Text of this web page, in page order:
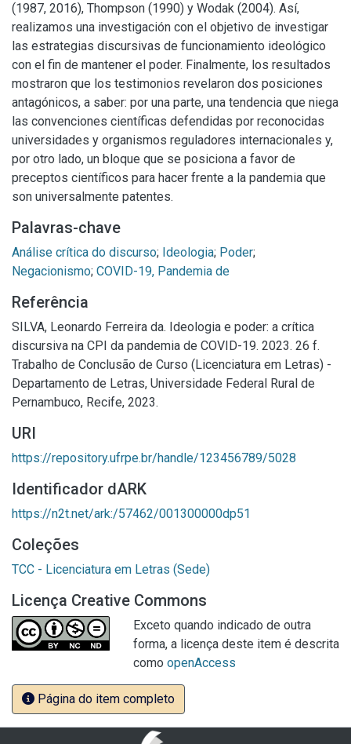
(1987, 2016), Thompson (1990) y Wodak (2004). Así,
realizamos una investigación con el objetivo de investigar
las estrategias discursivas de funcionamiento ideológico
con el fin de mantener el poder. Finalmente, los resultados
mostraron que los testimonios revelaron dos posiciones
antagónicos, a saber: por una parte, una tendencia que niega
las convenciones científicas defendidas por reconocidas
universidades y organismos reguladores internacionales y,
por otro lado, un bloque que se posiciona a favor de
preceptos científicos para hacer frente a la pandemia que
son universalmente patentes.
Palavras-chave
Análise crítica do discurso; Ideologia; Poder;
Negacionismo; COVID-19, Pandemia de
Referência
SILVA, Leonardo Ferreira da. Ideologia e poder: a crítica
discursiva na CPI da pandemia de COVID-19. 2023. 26 f.
Trabalho de Conclusão de Curso (Licenciatura em Letras) -
Departamento de Letras, Universidade Federal Rural de
Pernambuco, Recife, 2023.
URI
https://repository.ufrpe.br/handle/123456789/5028
Identificador dARK
https://n2t.net/ark:/57462/001300000dp51
Coleções
TCC - Licenciatura em Letras (Sede)
Licença Creative Commons
Exceto quando indicado de outra
forma, a licença deste item é descrita
como openAccess
Página do item completo